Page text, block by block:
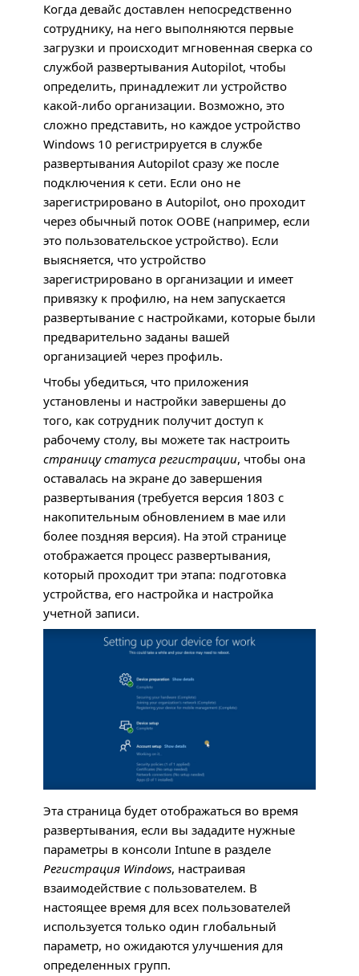
Когда девайс доставлен непосредственно
сотруднику, на него выполняются первые
загрузки и происходит мгновенная сверка со
службой развертывания Autopilot, чтобы
определить, принадлежит ли устройство
какой-либо организации. Возможно, это
сложно представить, но каждое устройство
Windows 10 регистрируется в службе
развертывания Autopilot сразу же после
подключения к сети. Если оно не
зарегистрировано в Autopilot, оно проходит
через обычный поток OOBE(например, если
это пользовательское устройство). Если
выясняется, что устройство
зарегистрировано в организации и имеет
привязку к профилю, на нем запускается
развертывание с настройками, которые были
предварительно заданы вашей
организацией через профиль.
Чтобы убедиться, что приложения
установлены и настройки завершены до
того, как сотрудник получит доступ к
рабочему столу, вы можете так настроить
страницу статуса регистрации, чтобы она
оставалась на экране до завершения
развертывания (требуется версия 1803 с
накопительным обновлением в мае или
более поздняя версия). На этой странице
отображается процесс развертывания,
который проходит три этапа: подготовка
устройства, его настройка и настройка
учетной записи.
Эта страница будет отображаться во время
развертывания, если вы зададите нужные
параметры в консоли Intune в разделе
Регистрация Windows, настраивая
взаимодействие с пользователем. В
настоящее время для всех пользователей
используется только один глобальный
параметр, но ожидаются улучшения для
определенных групп.